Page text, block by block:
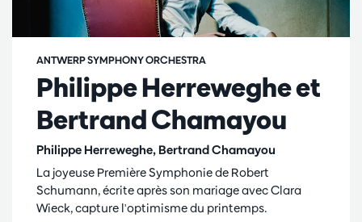
Philippe Herreweghe et
Bertrand Chamayou
Philippe Herreweghe, Bertrand Chamayou
ANTWERP SYMPHONY ORCHESTRA
La joyeuse Première Symphonie de Robert
Schumann, écrite après son mariage avec Clara
Wieck, capture l'optimisme du printemps.